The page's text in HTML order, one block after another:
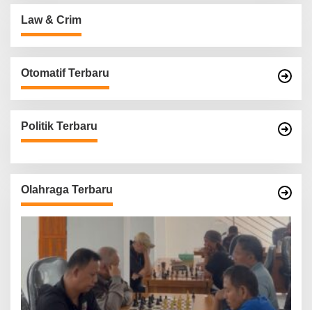
Law & Crim
Otomatif Terbaru
Politik Terbaru
Olahraga Terbaru